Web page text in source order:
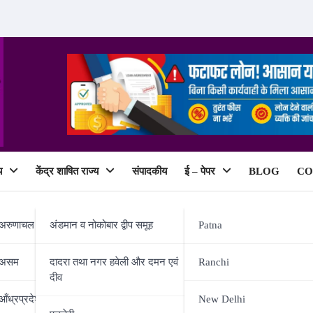
प्रदेश
केंद्र शाषित राज्य
अंडमान व नोकोबार द्वीप समूह
दादरा तथा नगर हवेली और दमन एवं
दीव
संपादकीय ई – पेपर
Patna
Ranchi
New Delhi
BLOG
यात्रा, यूएई से होगी शुरुआत;